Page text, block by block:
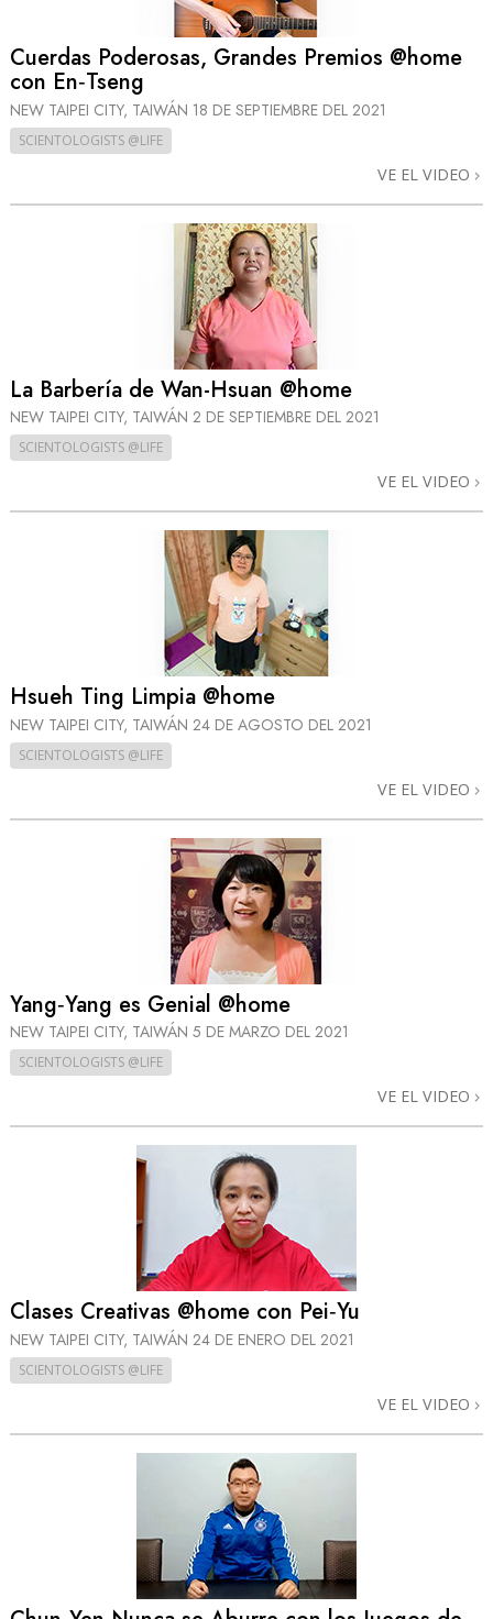
Cuerdas Poderosas, Grandes Premios @home
con En‑Tseng
NEW TAIPEI CITY, TAIWÁN 18 DE SEPTIEMBRE DEL 2021
SCIENTOLOGISTS @LIFE
VE EL VIDEO
La Barbería de Wan-Hsuan @home
NEW TAIPEI CITY, TAIWÁN 2 DE SEPTIEMBRE DEL 2021
SCIENTOLOGISTS @LIFE
VE EL VIDEO
Hsueh Ting Limpia @home
NEW TAIPEI CITY, TAIWÁN 24 DE AGOSTO DEL 2021
SCIENTOLOGISTS @LIFE
VE EL VIDEO
Yang‑Yang es Genial @home
NEW TAIPEI CITY, TAIWÁN 5 DE MARZO DEL 2021
SCIENTOLOGISTS @LIFE
VE EL VIDEO
Clases Creativas @home con Pei‑Yu
NEW TAIPEI CITY, TAIWÁN 24 DE ENERO DEL 2021
SCIENTOLOGISTS @LIFE
VE EL VIDEO